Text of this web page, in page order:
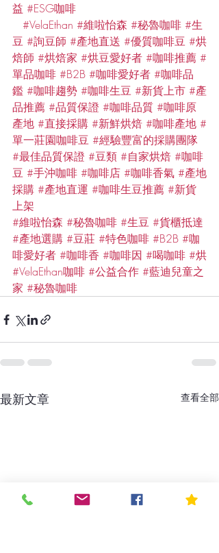
益 #ESG咖啡
#VelaEthan #維啦怡森 #秘魯咖啡 #生
豆 #詢豆師 #產地直送 #優質咖啡豆 #烘
焙師 #烘焙家 #烘豆愛好者 #咖啡推薦 #
單品咖啡 #B2B #咖啡愛好者 #咖啡品
鑑 #咖啡趨勢 #咖啡生豆 #新貨上市 #產
品推薦 #品質保證 #咖啡品質 #咖啡原
產地 #直接採購 #新鮮烘焙 #咖啡產地 #
單一莊園咖啡豆 #經驗豐富的採購團隊
#最佳品質保證 #豆類 #自家烘焙 #咖啡
豆 #手沖咖啡 #咖啡店 #咖啡香氣 #產地
採購 #產地直運 #咖啡生豆推薦 #新貨
上架
#維啦怡森 #秘魯咖啡 #生豆 #貨櫃抵達
#產地選購 #豆莊 #特色咖啡 #B2B #咖
啡愛好者 #咖啡香 #咖啡因 #喝咖啡 #烘
#VelaEthan咖啡 #公益合作 #藍迪兒童之
家 #秘魯咖啡
最新文章 查看全部